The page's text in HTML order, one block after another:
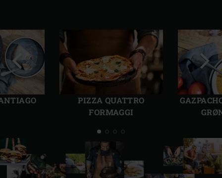
PIZZA QUATTRO
FORMAGGI
dias
dias